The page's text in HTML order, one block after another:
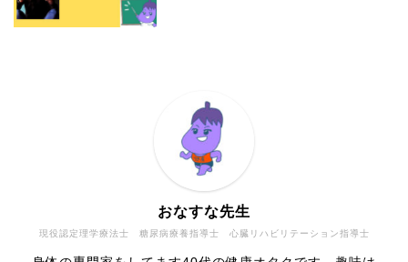
現役認定理学療法士 糖尿病療養指導士 心臓リハビリテーション指導士
おなすな先生